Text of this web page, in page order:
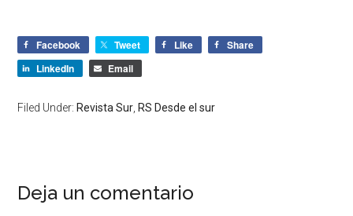
Facebook Tweet Like
Share
LinkedIn
Email
Filed Under: Revista Sur RS Desde el sur
Deja un comentario